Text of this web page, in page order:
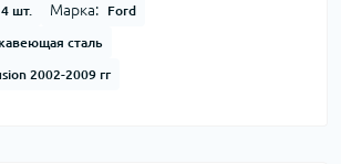
4 шт. Марка: Ford
сталь
2002-2009 гг